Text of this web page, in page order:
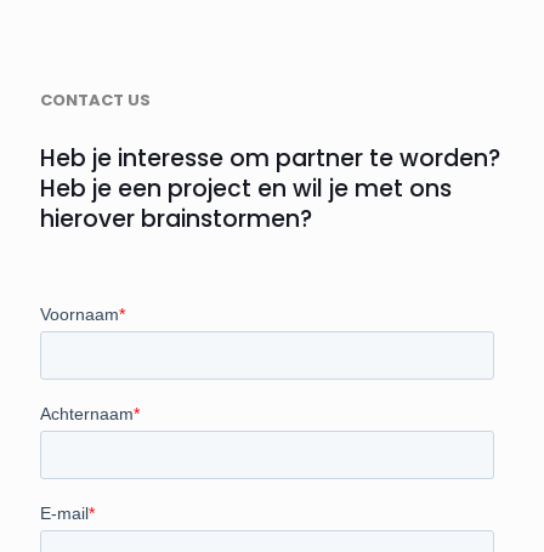
CONTACT US
Heb je interesse om partner te worden?
Heb je een project en wil je met ons
hierover brainstormen?